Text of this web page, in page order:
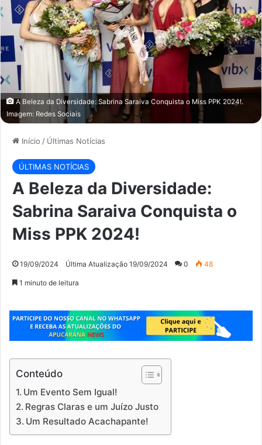
A Beleza da Diversidade: Sabrina Saraiva Conquista o Miss PPK 2024!.
Imagem: Redes Sociais
Início / Últimas Notícias
ÚLTIMAS NOTÍCIAS
A Beleza da Diversidade:
Sabrina Saraiva Conquista o
Miss PPK 2024!
19/09/2024 Última Atualização 19/09/2024 0 48
1 minuto de leitura
Conteúdo
Um Evento Sem Igual!
Regras Claras e um Juízo Justo
Um Resultado Acachapante!